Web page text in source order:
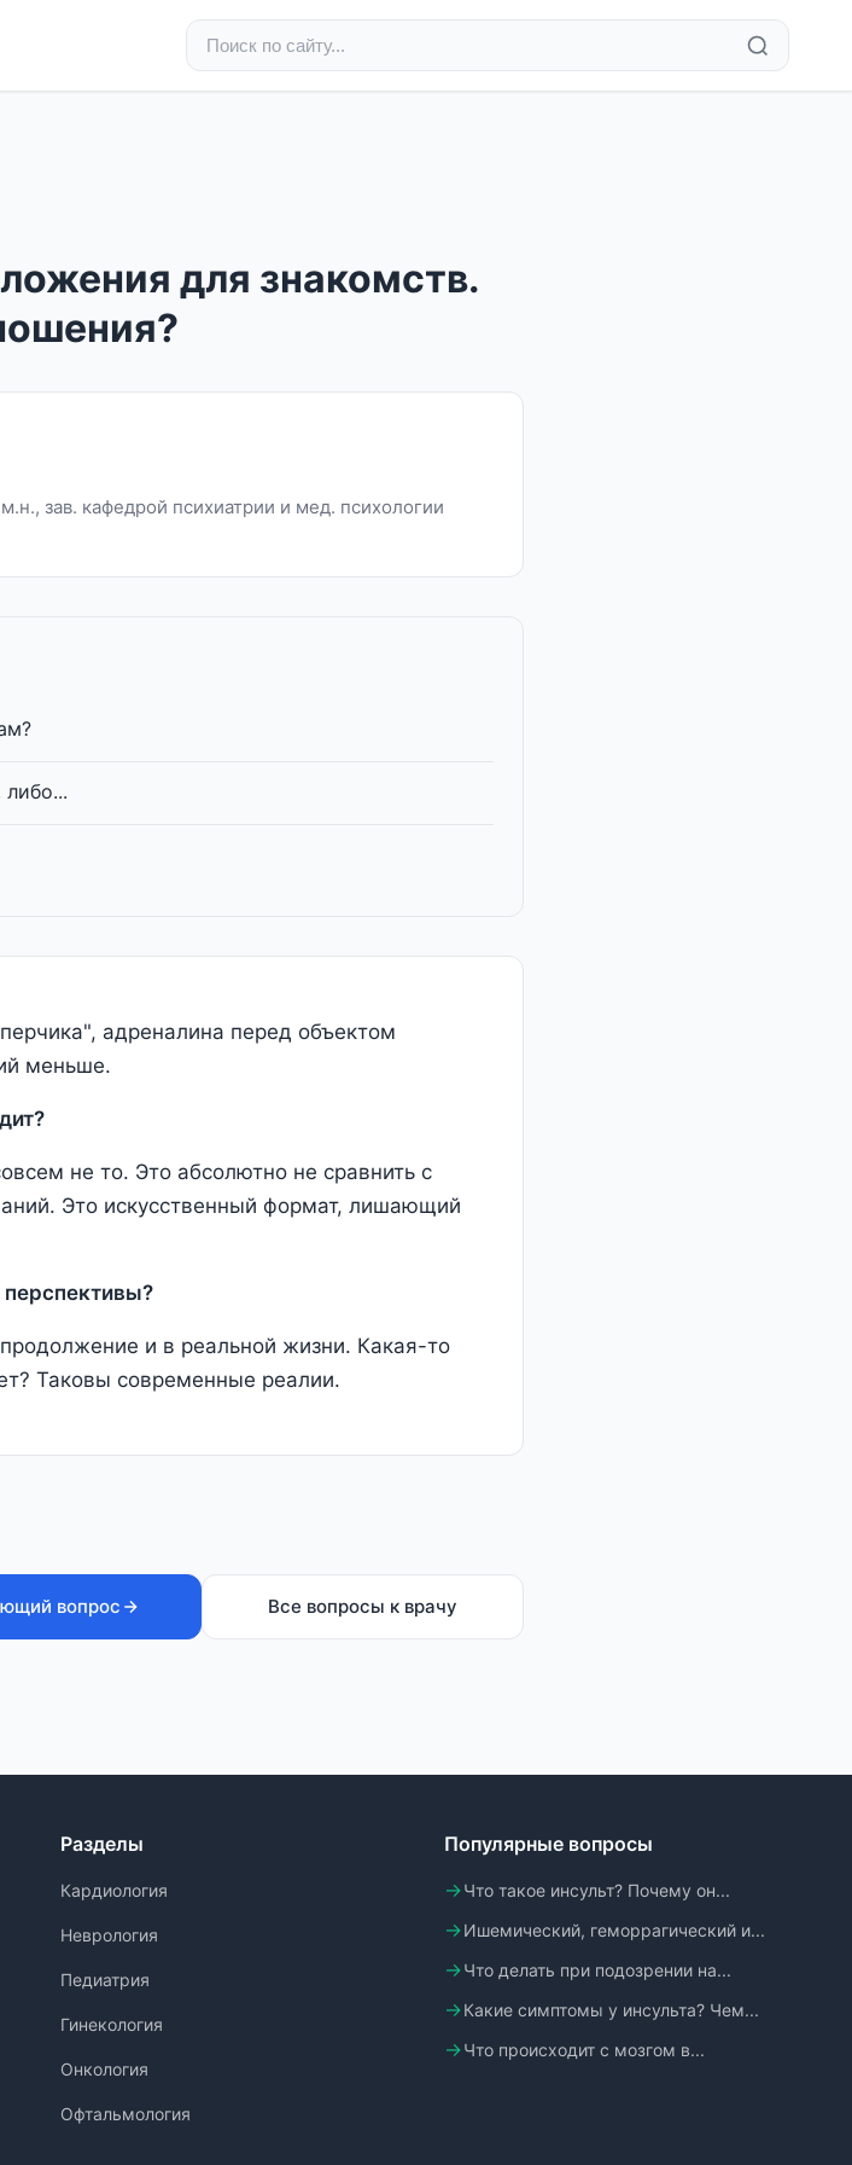
для знакомств.
зав. кафедрой психиатрии и мед. психологии
адреналина перед объектом
меньше.
не то. Это абсолютно не сравнить с
Это искусственный формат, лишающий
и в реальной жизни. Какая-то
Таковы современные реалии.
вопрос Все вопросы к врачу
Разделы
Кардиология
Неврология
Педиатрия
Гинекология
Онкология
Офтальмология
Популярные вопросы
Что такое инсульт? Почему он...
Ишемический, геморрагический и...
Что делать при подозрении на...
Какие симптомы у инсульта? Чем...
Что происходит с мозгом в...